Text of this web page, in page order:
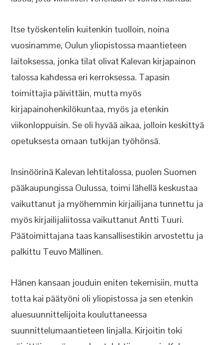
Itse työskentelin kuitenkin tuolloin, noina
vuosinamme, Oulun yliopistossa maantieteen
laitoksessa, jonka tilat olivat Kalevan kirjapainon
talossa kahdessa eri kerroksessa. Tapasin
toimittajia päivittäin, mutta myös
kirjapainohenkilökuntaa, myös ja etenkin
viikonloppuisin. Se oli hyvää aikaa, jolloin keskittyä
opetuksesta omaan tutkijan työhönsä.
Insinöörinä Kalevan lehtitalossa, puolen Suomen
pääkaupungissa Oulussa, toimi lähellä keskustaa
vaikuttanut ja myöhemmin kirjailijana tunnettu ja
myös kirjailijaliitossa vaikuttanut Antti Tuuri.
Päätoimittajana taas kansallisestikin arvostettu ja
palkittu Teuvo Mällinen.
Hänen kansaan jouduin eniten tekemisiin, mutta
totta kai päätyöni oli yliopistossa ja sen etenkin
aluesuunnittelijoita kouluttaneessa
suunnittelumaantieteen linjalla. Kirjoitin toki